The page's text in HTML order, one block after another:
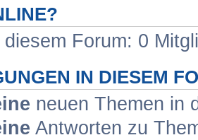
Forum: 0
IN DIESEM
neuen Themen in
Antworten zu